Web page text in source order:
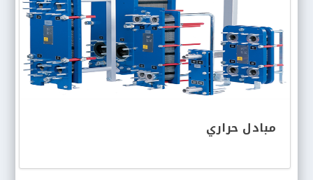
مبادل حراري